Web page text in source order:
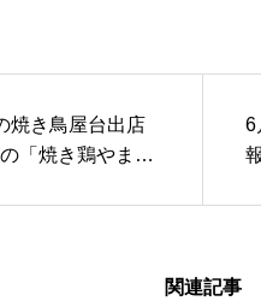
き鳥屋台出店
「焼き鶏やまさ
6
関連記事